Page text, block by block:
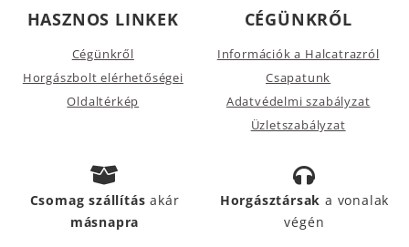
HASZNOS LINKEK
Cégünkről
Horgászbolt elérhetőségei
Oldaltérkép
CÉGÜNKRŐL
Információk a Halcatrazról
Csapatunk
Adatvédelmi szabályzat
Üzletszabályzat
Csomag szállításakár
másnapra
Horgásztársak a vonalak
végén